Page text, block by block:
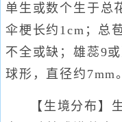
单生或数个生于总
伞梗长约1cm；总
不全或缺；雄蕊9
球形，直径约7mm
【生境分布】